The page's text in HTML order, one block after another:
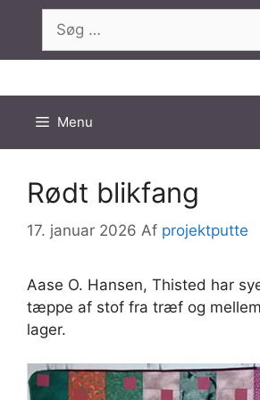
indhold
efter:
Menu
Rødt blikfang
17. januar 2026 Af projektputte
Aase O. Hansen, Thisted har
tæppe af stof fra træf og
lager.